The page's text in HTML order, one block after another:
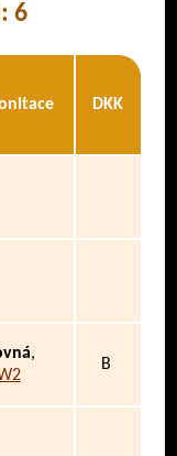
6
DKK
,
B